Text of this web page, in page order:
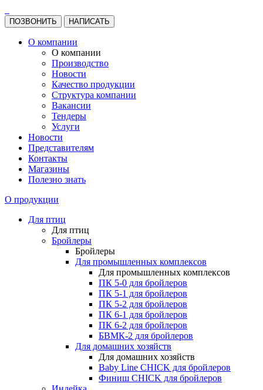
ПОЗВОНИТЬ НАПИСАТЬ
О компании
О компании
Производство
Новости
Качество продукции
Структура компании
Вакансии
Тендеры
Услуги
Новости
Представителям
Контакты
Магазины
Полезно знать
О продукции
Для птиц
Для птиц
Бройлеры
Бройлеры
Для промышленных комплексов
Для промышленных комплексов
ПК 5-0 для бройлеров
ПК 5-1 для бройлеров
ПК 5-2 для бройлеров
ПК 6-1 для бройлеров
ПК 6-2 для бройлеров
БВМК-2 для бройлеров
Для домашних хозяйств
Для домашних хозяйств
Baby Line CHICK для бройлеров
Финиш CHICK для бройлеров